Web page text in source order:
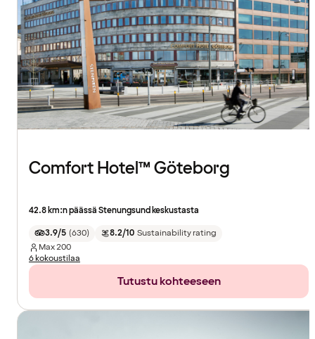
Comfort Hotel™ Göteborg
42.8 km:n päässä Stenungsund keskustasta
3.9/5 (630) 8.2/10 Sustainability rating
Max200
6 kokoustilaa
Tutustu kohteeseen